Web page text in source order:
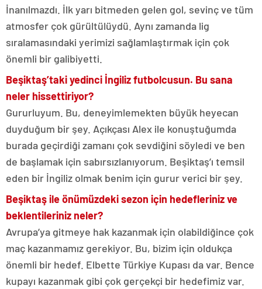
İnanılmazdı. İlk yarı bitmeden gelen gol, sevinç ve tüm
atmosfer çok gürültülüydü. Aynı zamanda lig
sıralamasındaki yerimizi sağlamlaştırmak için çok
önemli bir galibiyetti.
Beşiktaş’taki yedinci İngiliz futbolcusun. Bu sana
neler hissettiriyor?
Gururluyum. Bu, deneyimlemekten büyük heyecan
duyduğum bir şey. Açıkçası Alex ile konuştuğumda
burada geçirdiği zamanı çok sevdiğini söyledi ve ben
de başlamak için sabırsızlanıyorum. Beşiktaş’ı temsil
eden bir İngiliz olmak benim için gurur verici bir şey.
Beşiktaş ile önümüzdeki sezon için hedefleriniz ve
beklentileriniz neler?
Avrupa’ya gitmeye hak kazanmak için olabildiğince çok
maç kazanmamız gerekiyor. Bu, bizim için oldukça
önemli bir hedef. Elbette Türkiye Kupası da var. Bence
kupayı kazanmak gibi çok gerçekçi bir hedefimiz var.